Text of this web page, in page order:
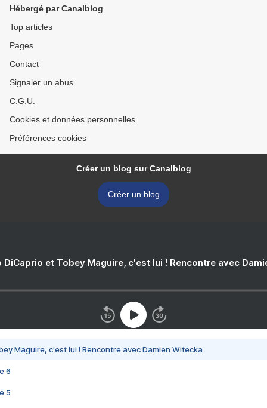
Hébergé par Canalblog
Top articles
Pages
Contact
Signaler un abus
C.G.U.
Cookies et données personnelles
Préférences cookies
Créer un blog sur Canalblog
Créer un blog
DiCaprio et Tobey Maguire, c'est lui ! Rencontre avec
Maguire, c'est lui ! Rencontre avec Damien Witecka
6
5